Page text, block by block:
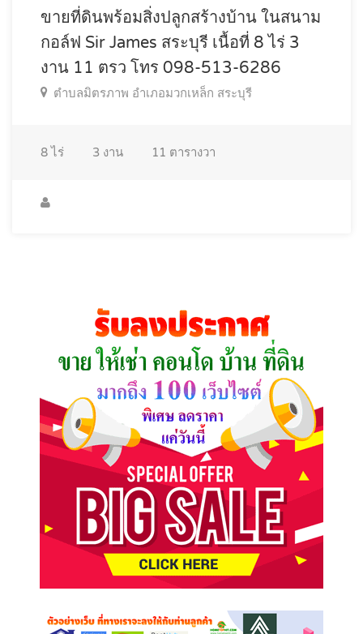
ขายที่ดินพร้อมสิ่งปลูกสร้างบ้าน ในสนาม
กอล์ฟ Sir James สระบุรี เนื้อที่ 8 ไร่ 3
งาน 11 ตรว โทร 098-513-6286
ตำบลมิตรภาพ อำเภอมวกเหล็ก สระบุรี
8ไร่ 3 งาน 11 ตารางวา